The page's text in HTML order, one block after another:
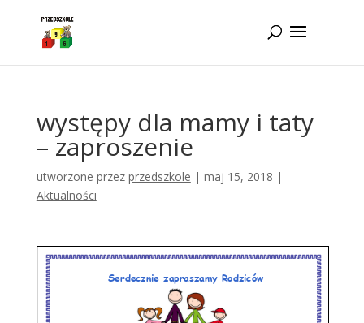
występy dla mamy i taty
– zaproszenie
utworzone przez przedszkole | maj 15, 2018 |
Aktualności